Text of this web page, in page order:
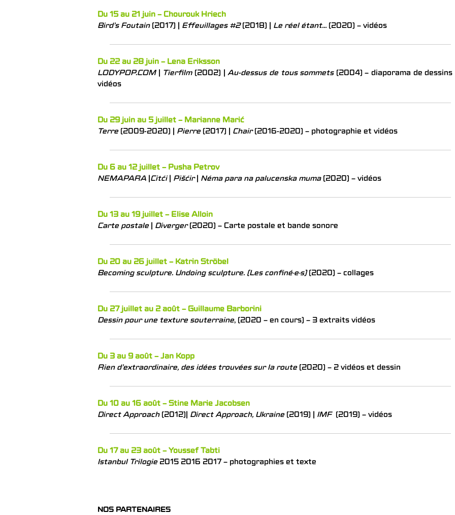
Du 15 au 21 juin – Chourouk Hriech
Bird’s Foutain(2017) | Effeuillages #2(2018) | Le réel étant…(2020) – vidéos
Du 22 au 28 juin – Lena Eriksson
LODYPOP.COM
Tierfilm(2002) | Au-dessus de tous sommets(2004) – diaporama de dessins
vidéos
Du 29 juin au 5 juillet – Marianne Marić
Terre (2009-2020) | Pierre (2017) | Chair(2016-2020) – photographie et vidéos
Du 6 au 12 juillet – Pusha Petrov
NEMAPARA Citći Pišćir Néma para na palucenska muma (2020) – vidéos
Du 13 au 19 juillet – Elise Alloin
Carte postale| Diverger(2020) – Carte postale et bande sonore
Du 20 au 26 juillet – Katrin Ströbel
Becoming sculpture. Undoing sculpture. (Les confiné·e·s)(2020) – collages
Du 27 juillet au 2 août – Guillaume Barborini
Dessin pour une texture souterraine, (2020 – en cours) – 3 extraits vidéos
Du 3 au 9 août – Jan Kopp
Rien d’extraordinaire, des idées trouvées sur la route(2020) – 2 vidéos et dessin
Du 10 au 16 août – Stine Marie Jacobsen
Direct Approach(2012)| Direct Approach, Ukraine(2019) | IMF(2019) – vidéos
Du 17 au 23 août – Youssef Tabti
Istanbul Trilogie2015 2016 2017 – photographies et texte
NOS PARTENAIRES